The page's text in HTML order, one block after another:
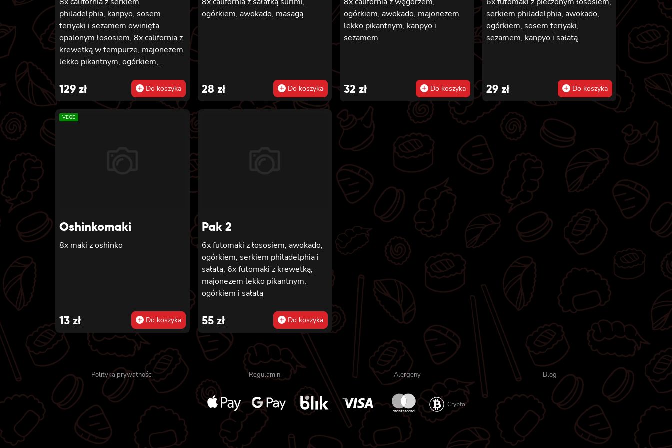
philadelphia, kanpyo, sosem
teriyaki i sezamem owinięta
opalonym łososiem, 8x california z
krewetką w tempurze, majonezem
lekko pikantnym, ogórkiem,
pieczonym łososiem, serkiem
philadelphia, awokado, ogórkiem,
kanpyo i sałatą, sosem teriyaki i
sezamem, 6x futomaki z surimi,
sałatą i majonezem lekko
pikantnym, 8x maki z ogórkiem
129 zł Do koszyka
ogórkiem, awokado, masagą
28 zł Do koszyka
ogórkiem, awokado, majonezem
lekko pikantnym, kanpyo i
sezamem
32 zł Do koszyka
serkiem philadelphia, awokado,
ogórkiem, sosem teriyaki,
sezamem, kanpyo i sałatą
29 zł Do koszyka
VEGE
Oshinkomaki
8x maki z oshinko
13 zł Do koszyka
Pak 2
6x futomaki z łososiem, awokado,
ogórkiem, serkiem philadelphia i
sałatą, 6x futomaki z krewetką,
majonezem lekko pikantnym,
ogórkiem i sałatą
55 zł Do koszyka
Polityka prywatności Regulamin Alergeny Blog
Crypto